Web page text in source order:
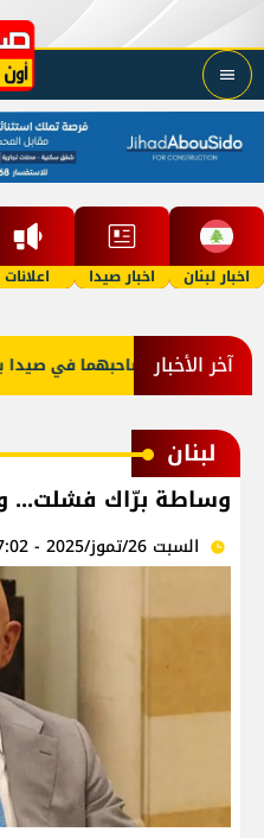
اخبار لبنان اخبار صيدا اعلانات
آخر الأخبار
وتغريم صاحبهما في صيدا
لبنان
وساطة برّاك فشلت...
السبت 26/تموز/2025 - 07:02 ص